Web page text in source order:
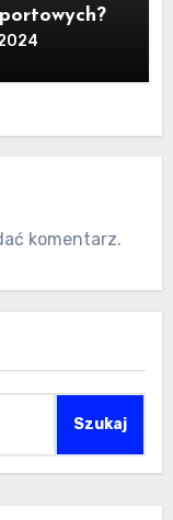
komentarz.